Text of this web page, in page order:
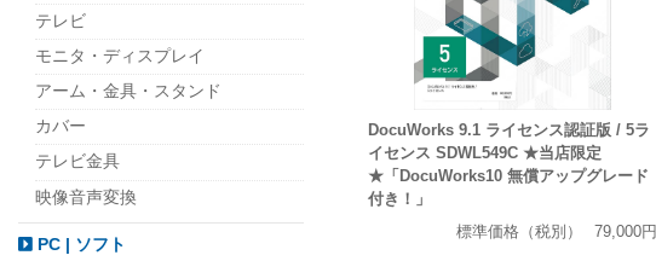
DocuWorks 9.1 ライセンス認証版 / 5ラ
イセンス SDWL549C ★当店限定
★「DocuWorks10 無償アップグレード
付き！」
標準価格（税別）
79,000円
テレビ
モニタ・ディスプレイ
アーム・金具・スタンド
カバー
テレビ金具
映像音声変換
PC | ソフト